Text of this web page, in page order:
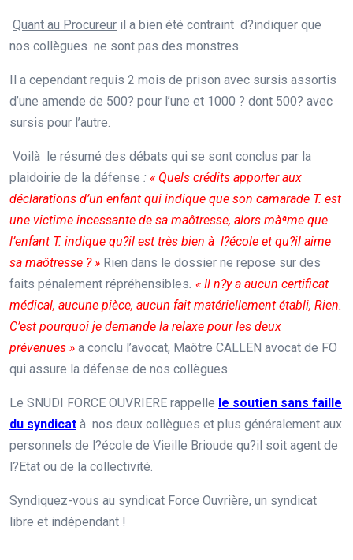
Quant au Procureur il a bien été contraint d?indiquer que
nos collègues ne sont pas des monstres.
Il a cependant requis 2 mois de prison avec sursis assortis
d’une amende de 500? pour l’une et 1000 ? dont 500? avec
sursis pour l’autre.
Voilà le résumé des débats qui se sont conclus par la
plaidoirie de la défense : « Quels crédits apporter aux
déclarations d’un enfant qui indique que son camarade T. est
une victime incessante de sa maôtresse, alors màªme que
l’enfant T. indique qu?il est très bien à l?école et qu?il aime
sa maôtresse ? » Rien dans le dossier ne repose sur des
faits pénalement répréhensibles. « Il n?y a aucun certificat
médical, aucune pièce, aucun fait matériellement établi, Rien.
C’est pourquoi je demande la relaxe pour les deux
prévenues » a conclu l’avocat, Maôtre CALLEN avocat de FO
qui assure la défense de nos collègues.
Le SNUDI FORCE OUVRIERE rappelle le soutien sans faille
du syndicat à nos deux collègues et plus généralement aux
personnels de l?école de Vieille Brioude qu?il soit agent de
l?Etat ou de la collectivité.
Syndiquez-vous au syndicat Force Ouvrière, un syndicat
libre et indépendant !